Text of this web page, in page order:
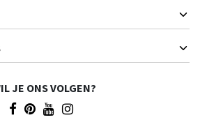
JE ONS VOLGEN?